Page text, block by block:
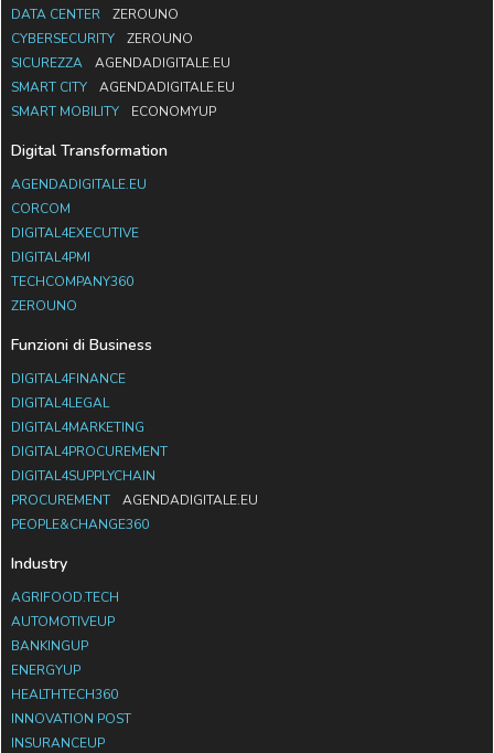
DATA CENTER
ZEROUNO
CYBERSECURITY
ZEROUNO
SICUREZZA
AGENDADIGITALE.EU
SMART CITY
AGENDADIGITALE.EU
SMART MOBILITY
ECONOMYUP
Digital Transformation
AGENDADIGITALE.EU
CORCOM
DIGITAL4EXECUTIVE
DIGITAL4PMI
TECHCOMPANY360
ZEROUNO
Funzioni di Business
DIGITAL4FINANCE
DIGITAL4LEGAL
DIGITAL4MARKETING
DIGITAL4PROCUREMENT
DIGITAL4SUPPLYCHAIN
PROCUREMENT
AGENDADIGITALE.EU
PEOPLE&CHANGE360
Industry
AGRIFOOD.TECH
AUTOMOTIVEUP
BANKINGUP
ENERGYUP
HEALTHTECH360
INNOVATION POST
INSURANCEUP